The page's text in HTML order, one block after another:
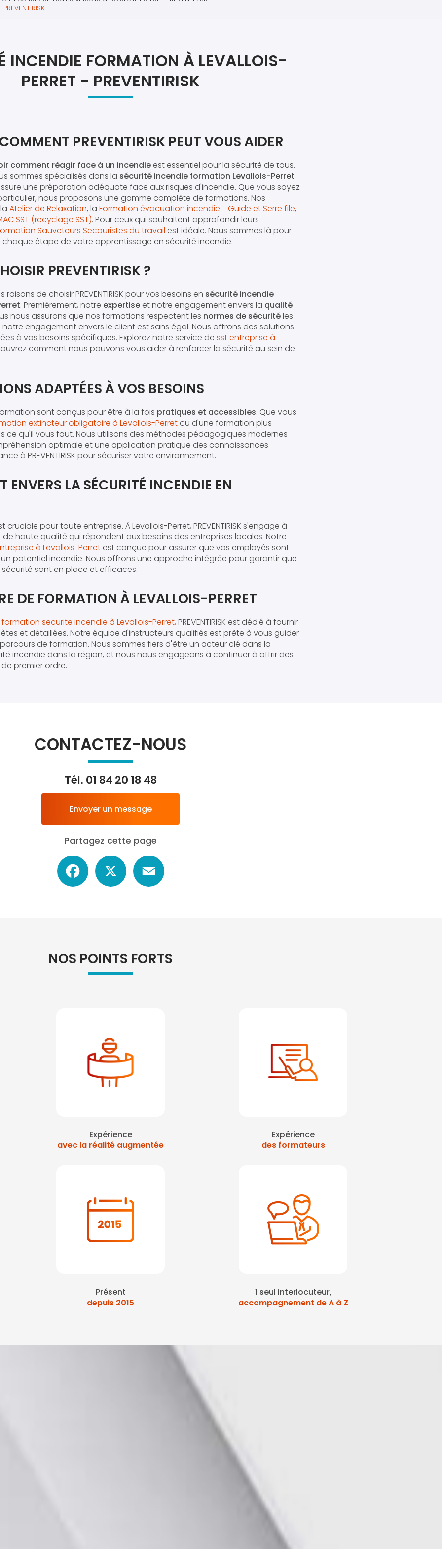
INCENDIE FORMATION À LEVALLOIS-
PERRET - PREVENTIRISK
PREVENTIRISK PEUT VOUS AIDER
comment réagir face à un incendieest essentiel pour la sécurité de tous.
sommes spécialisés dans la sécurité incendie formation Levallois-Perret.
une préparation adéquate face aux risques d'incendie. Que vous soyez
nous proposons une gamme complète de formations. Nos
Atelier de Relaxation, la Formation évacuation incendie - Guide et Serre file,
SST (recyclage SST). Pour ceux qui souhaitent approfondir leurs
Sauveteurs Secouristes du travail est idéale. Nous sommes là pour
étape de votre apprentissage en sécurité incendie.
PREVENTIRISK ?
de choisir PREVENTIRISK pour vos besoins en sécurité incendie
. Premièrement, notre expertiseet notre engagement envers la qualité
nous assurons que nos formations respectent les normes de sécuritéles
notre engagement envers le client est sans égal. Nous offrons des solutions
à vos besoins spécifiques. Explorez notre service de sst entreprise à
comment nous pouvons vous aider à renforcer la sécurité au sein de
ADAPTÉES À VOS BESOINS
sont conçus pour être à la fois pratiques et accessibles. Que vous
extincteur obligatoire à Levallois-Perretou d'une formation plus
ce qu'il vous faut. Nous utilisons des méthodes pédagogiques modernes
optimale et une application pratique des connaissances
à PREVENTIRISK pour sécuriser votre environnement.
ENVERS LA SÉCURITÉ INCENDIE EN
cruciale pour toute entreprise. À Levallois-Perret, PREVENTIRISK s'engage à
haute qualité qui répondent aux besoins des entreprises locales. Notre
à Levallois-Perretest conçue pour assurer que vos employés sont
potentiel incendie. Nous offrons une approche intégrée pour garantir que
sont en place et efficaces.
DE FORMATION À LEVALLOIS-PERRET
securite incendie à Levallois-Perret, PREVENTIRISK est dédié à fournir
et détaillées. Notre équipe d'instructeurs qualifiés est prête à vous guider
de formation. Nous sommes fiers d'être un acteur clé dans la
incendie dans la région, et nous nous engageons à continuer à offrir des
premier ordre.
CONTACTEZ-NOUS
Tél. 01 84 20 18 48
Envoyer un message
Partagez cette page
Facebook
NOS POINTS FORTS
Expérience
avec la réalité augmentée
Expérience
des formateurs
Présent
depuis 2015
1 seul interlocuteur,
accompagnement de A à Z